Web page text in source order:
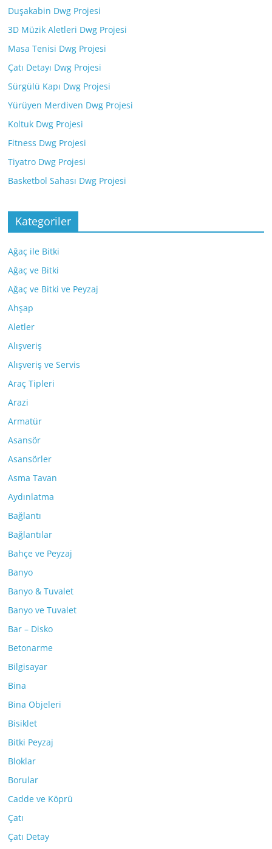
Duşakabin Dwg Projesi
3D Müzik Aletleri Dwg Projesi
Masa Tenisi Dwg Projesi
Çatı Detayı Dwg Projesi
Sürgülü Kapı Dwg Projesi
Yürüyen Merdiven Dwg Projesi
Koltuk Dwg Projesi
Fitness Dwg Projesi
Tiyatro Dwg Projesi
Basketbol Sahası Dwg Projesi
Kategoriler
Ağaç ile Bitki
Ağaç ve Bitki
Ağaç ve Bitki ve Peyzaj
Ahşap
Aletler
Alışveriş
Alışveriş ve Servis
Araç Tipleri
Arazi
Armatür
Asansör
Asansörler
Asma Tavan
Aydınlatma
Bağlantı
Bağlantılar
Bahçe ve Peyzaj
Banyo
Banyo & Tuvalet
Banyo ve Tuvalet
Bar – Disko
Betonarme
Bilgisayar
Bina
Bina Objeleri
Bisiklet
Bitki Peyzaj
Bloklar
Borular
Cadde ve Köprü
Çatı
Çatı Detay